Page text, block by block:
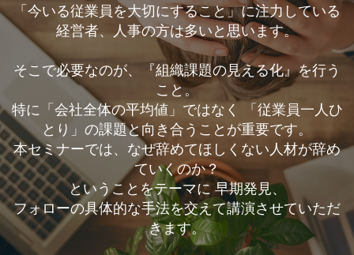
「今いる従業員を大切にすること」に注力している
経営者、人事の方は多いと思います。
そこで必要なのが、『組織課題の見える化』を行う
こと。
特に「会社全体の平均値」ではなく 「従業員一人ひ
とり」の課題と向き合うことが重要です。
本セミナーでは、なぜ辞めてほしくない人材が辞め
ていくのか？
ということをテーマに 早期発見、
フォローの具体的な手法を交えて講演させていただ
きます。